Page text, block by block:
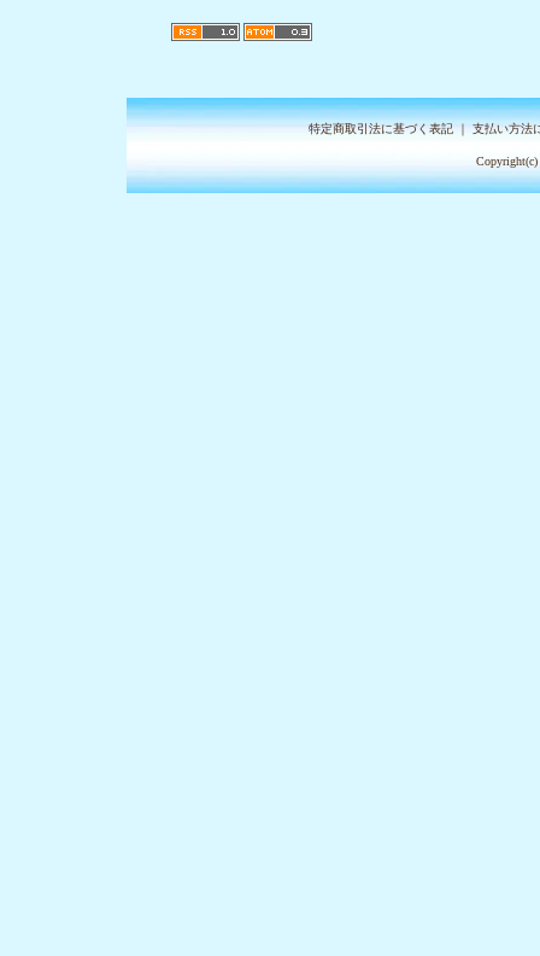
特定商取引法に基づく表記｜支払い方法